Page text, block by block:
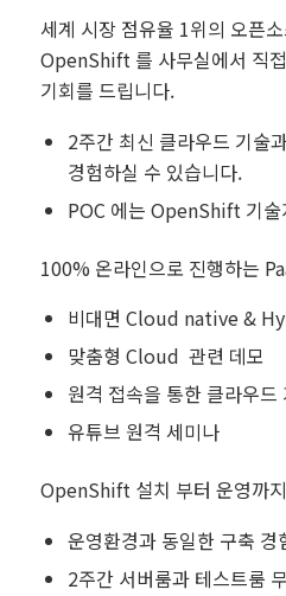
세계 시장 점유율 1위의 오픈
OpenShift 를 사무실에서 직
기회를 드립니다.
2주간 최신 클라우드 기술
경험하실 수 있습니다.
POC 에는 OpenShift 기
100% 온라인으로 진행하는
비대면 Cloud native &
맞춤형 Cloud 관련 데모
원격 접속을 통한 클라우드
유튜브 원격 세미나
OpenShift 설치 부터 운영까
운영환경과 동일한 구축
2주간 서버룸과 테스트룸